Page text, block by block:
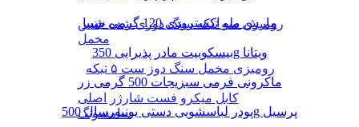
رومیزی سه تیکه سنگ دوزی شده جنس
مخمل
رومیزی مخمل سنگ دوز ست ۵ تیکه
کابل میکرو فست شارژر اصلی
سامسونگ
مارش ملو اکسترودی 120 گرمی شیبا
بیسکوییت مادر پذیرایی 350g ویتانا
ماکرونی فرمی سبزیجات 500 گرمی زر
پودر لباسشویی دستی یونیورسال 500g پرسیل